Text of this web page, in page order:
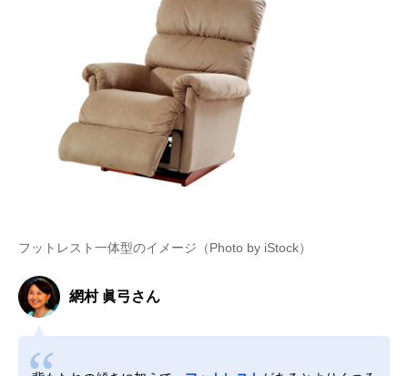
フットレスト一体型のイメージ（Photo by iStock）
網村 眞弓さん